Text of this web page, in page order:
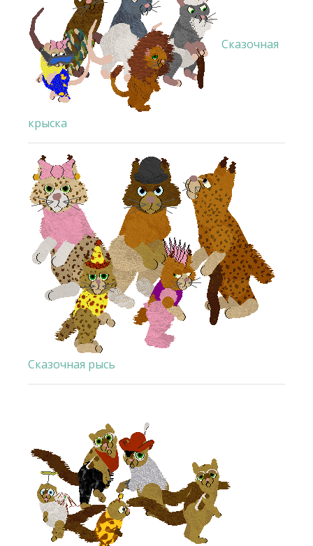
Сказочная
крыска
Сказочная рысь